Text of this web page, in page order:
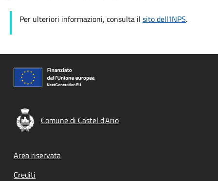
Per ulteriori informazioni, consulta il sito dell'INPS.
Comune di Castel d'Ario
Footer menu
Area riservata
Crediti